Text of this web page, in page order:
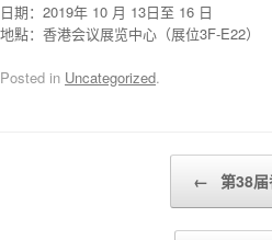
日期：2019年 10 月 13日至 16 日
地點：香港会议展览中心（展位3F-E22）
Posted in Uncategorized.
← 第38